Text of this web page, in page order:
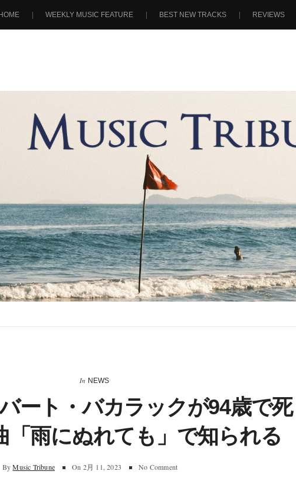
HOME WEEKLY MUSIC FEATURE BEST NEW TRACKS REVIEWS
In NEWS
ート・バカラックが94歳で死
雨にぬれても」で知られる
By Music Tribune On 2月 11, 2023 No Comment